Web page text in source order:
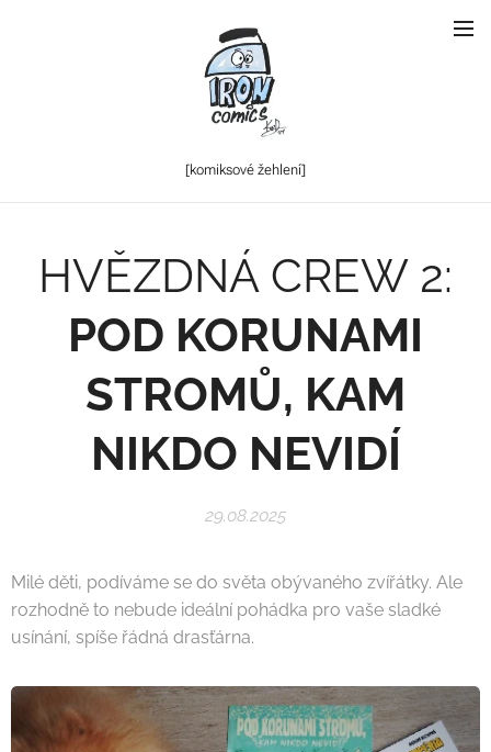
[komiksové žehlení]
HVĚZDNÁ CREW 2:
POD KORUNAMI
STROMŮ, KAM
NIKDO NEVIDÍ
29.08.2025
Milé děti, podíváme se do světa obývaného zvířátky. Ale
rozhodně to nebude ideální pohádka pro vaše sladké
usínání, spíše řádná drasťárna.